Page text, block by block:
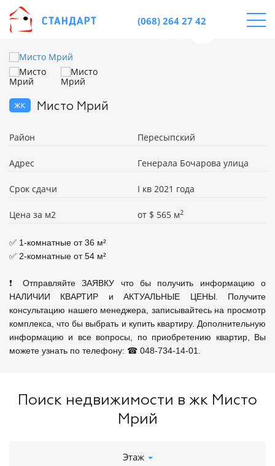
(068) 264 27 42
жк Мисто Мрий
Район Пересыпский
Адрес Генерала Бочарова улица
Срок сдачи I кв 2021 года
Цена за м2 от $ 565 м2
✅ 1-комнатные от 36 м²
✅ 2-комнатные от 54 м²
❗ Отправляйте ЗАЯВКУ что бы получить информацию о
НАЛИЧИИ КВАРТИР и АКТУАЛЬНЫЕ ЦЕНЫ. Получите
консультацию нашего менеджера, записывайтесь на просмотр
комплекса, что бы выбрать и купить квартиру. Дополнительную
информацию и все вопросы, по приобретению квартир, Вы
можете узнать по телефону: ☎ 048-734-14-01.
Поиск недвижимости в жк Мисто
Мрий
Этаж